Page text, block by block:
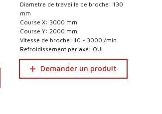
Diametre de travaille de broche: 130
mm
Course X: 3000 mm
Course Y: 2000 mm
Vitesse de broche: 10 - 3000 /min.
Refroidissement par axe: OUI
Demander un produit